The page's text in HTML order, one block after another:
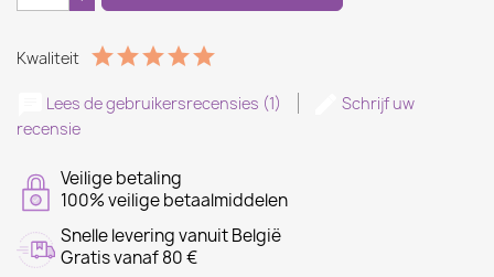
Kwaliteit
Lees de gebruikersrecensies (1)
Schrijf uw
recensie
Veilige betaling
100% veilige betaalmiddelen
Snelle levering vanuit België
Gratis vanaf 80 €